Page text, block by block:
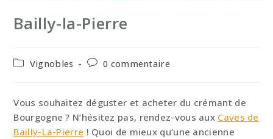
Bailly-la-Pierre
PostVignobles
Commentaires
publication :
0 commentaire
Vous souhaitez déguster et acheter du crémant de
Bourgogne ? N’hésitez pas, rendez-vous aux Caves de
Bailly-La-Pierre ! Quoi de mieux qu’une ancienne